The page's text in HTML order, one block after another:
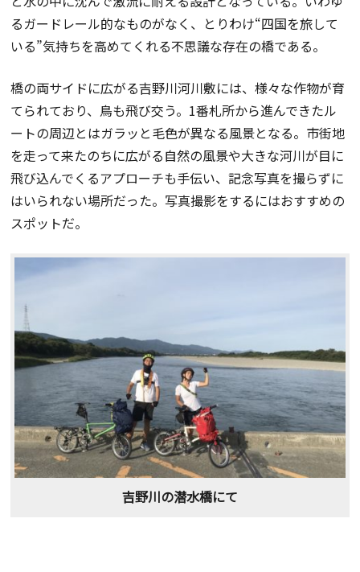
るガードレール的なものがなく、とりわけ“四国を旅して
いる”気持ちを高めてくれる不思議な存在の橋である。
橋の両サイドに広がる吉野川河川敷には、様々な作物が育
てられており、鳥も飛び交う。1番札所から進んできたル
ートの周辺とはガラッと毛色が異なる風景となる。市街地
を走って来たのちに広がる自然の風景や大きな河川が目に
飛び込んでくるアプローチも手伝い、記念写真を撮らずに
はいられない場所だった。写真撮影をするにはおすすめの
スポットだ。
吉野川の潜水橋にて